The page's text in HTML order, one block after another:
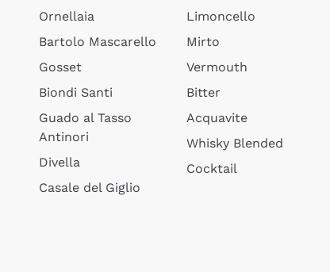
Ornellaia
Bartolo Mascarello
Gosset
Biondi Santi
Guado al Tasso
Antinori
Divella
Casale del Giglio
Limoncello
Mirto
Vermouth
Bitter
Acquavite
Whisky Blended
Cocktail